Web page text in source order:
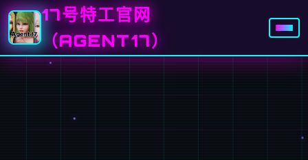
17号特工官网
（AGENT17）